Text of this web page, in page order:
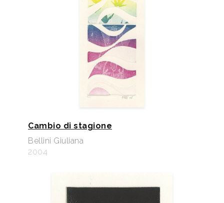
Cambio di stagione
Bellini Giuliana
2004